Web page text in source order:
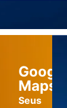
Google
Maps
Seus